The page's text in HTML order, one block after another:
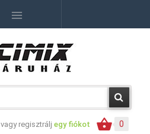
0
vagy regisztrálj egy fiókot